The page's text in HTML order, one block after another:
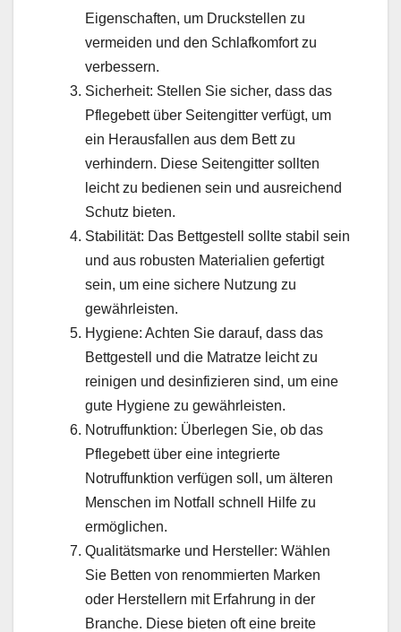
Eigenschaften, um Druckstellen zu
vermeiden und den Schlafkomfort zu
verbessern.
Sicherheit: Stellen Sie sicher, dass das
Pflegebett über Seitengitter verfügt, um
ein Herausfallen aus dem Bett zu
verhindern. Diese Seitengitter sollten
leicht zu bedienen sein und ausreichend
Schutz bieten.
Stabilität: Das Bettgestell sollte stabil sein
und aus robusten Materialien gefertigt
sein, um eine sichere Nutzung zu
gewährleisten.
Hygiene: Achten Sie darauf, dass das
Bettgestell und die Matratze leicht zu
reinigen und desinfizieren sind, um eine
gute Hygiene zu gewährleisten.
Notruffunktion: Überlegen Sie, ob das
Pflegebett über eine integrierte
Notruffunktion verfügen soll, um älteren
Menschen im Notfall schnell Hilfe zu
ermöglichen.
Qualitätsmarke und Hersteller: Wählen
Sie Betten von renommierten Marken
oder Herstellern mit Erfahrung in der
Branche. Diese bieten oft eine breite